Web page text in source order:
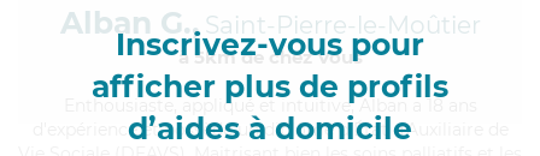
Inscrivez-vous pour
afficher plus de profils
d’aides à domicile
Alban G., Saint-Pierre-le-Moûtier
à 5km de chez Vous
, appliqué et intuitive, Alban a 18 ans
d'expérience et possède un diplôme d'État d'Auxiliaire de